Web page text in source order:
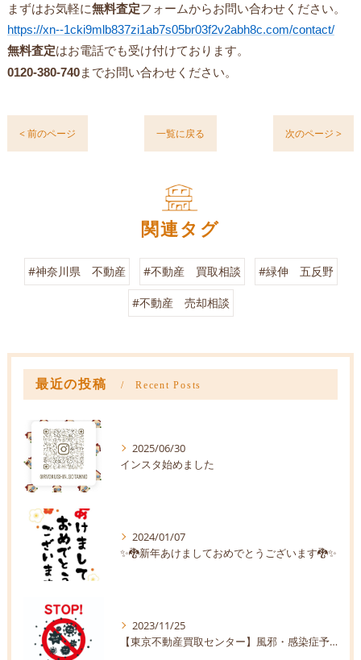
まずはお気軽に無料査定フォームからお問い合わせください。
https://xn--1cki9mlb837zi1ab7s05br03f2v2abh8c.com/contact/
無料査定はお電話でも受け付けております。
0120-380-740までお問い合わせください。
< 前のページ 一覧に戻る 次のページ >
関連タグ
#神奈川県 不動産 #不動産 買取相談 #緑伸 五反野
#不動産 売却相談
最近の投稿 Recent Posts
2025/06/30
インスタ始めました
2024/01/07
✨🐉新年あけましておめでとうございます🐉✨
2023/11/25
【東京不動産買取センター】風邪・感染症予防【株式会社緑伸】